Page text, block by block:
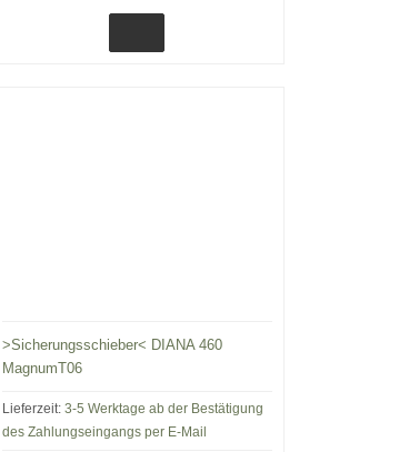
>Sicherungsschieber< DIANA 460
MagnumT06
Lieferzeit: 3-5 Werktage ab der Bestätigung
des Zahlungseingangs per E-Mail